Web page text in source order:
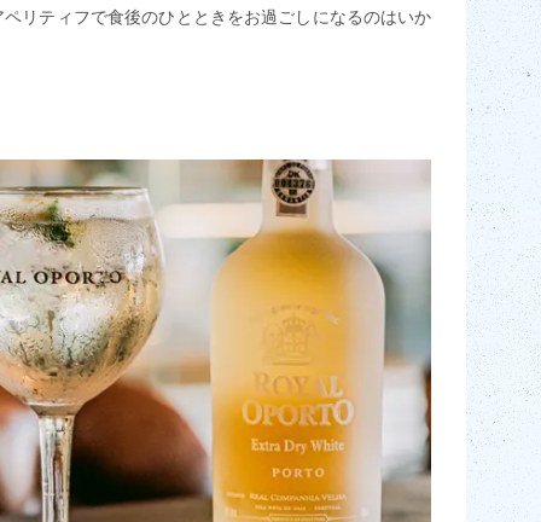
リティフで食後のひとときをお過ごしになるのはいか